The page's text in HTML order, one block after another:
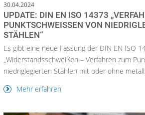
30.04.2024
UPDATE: DIN EN ISO 14373
PUNKTSCHWEISSEN VON
TÄHLEN“
Es gibt eine neue Fassung der DIN EN ISO
„Widerstandsschweißen – Verfahren zum
niedriglegierten Stählen mit oder ohne
Mehr erfahren